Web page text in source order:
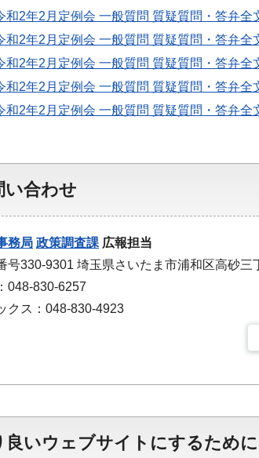
和2年2月定例会 一般質問 質疑質問・答弁全
和2年2月定例会 一般質問 質疑質問・答弁全
和2年2月定例会 一般質問 質疑質問・答弁全
和2年2月定例会 一般質問 質疑質問・答弁全
和2年2月定例会 一般質問 質疑質問・答弁全
い合わせ
務局 政策調査課 広報担当
号330-9301 埼玉県さいたま市浦和区高砂三
048-830-6257
クス：048-830-4923
良いウェブサイトにするため